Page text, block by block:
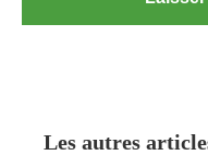
Les autres